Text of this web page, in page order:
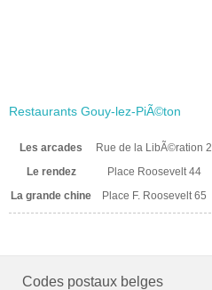
Restaurants Gouy-lez-PiÃ©ton
Les arcades Rue de la LibÃ©ration 2
Le rendez
Place Roosevelt 44
La grande chine
Place F. Roosevelt 65
Codes postaux belges